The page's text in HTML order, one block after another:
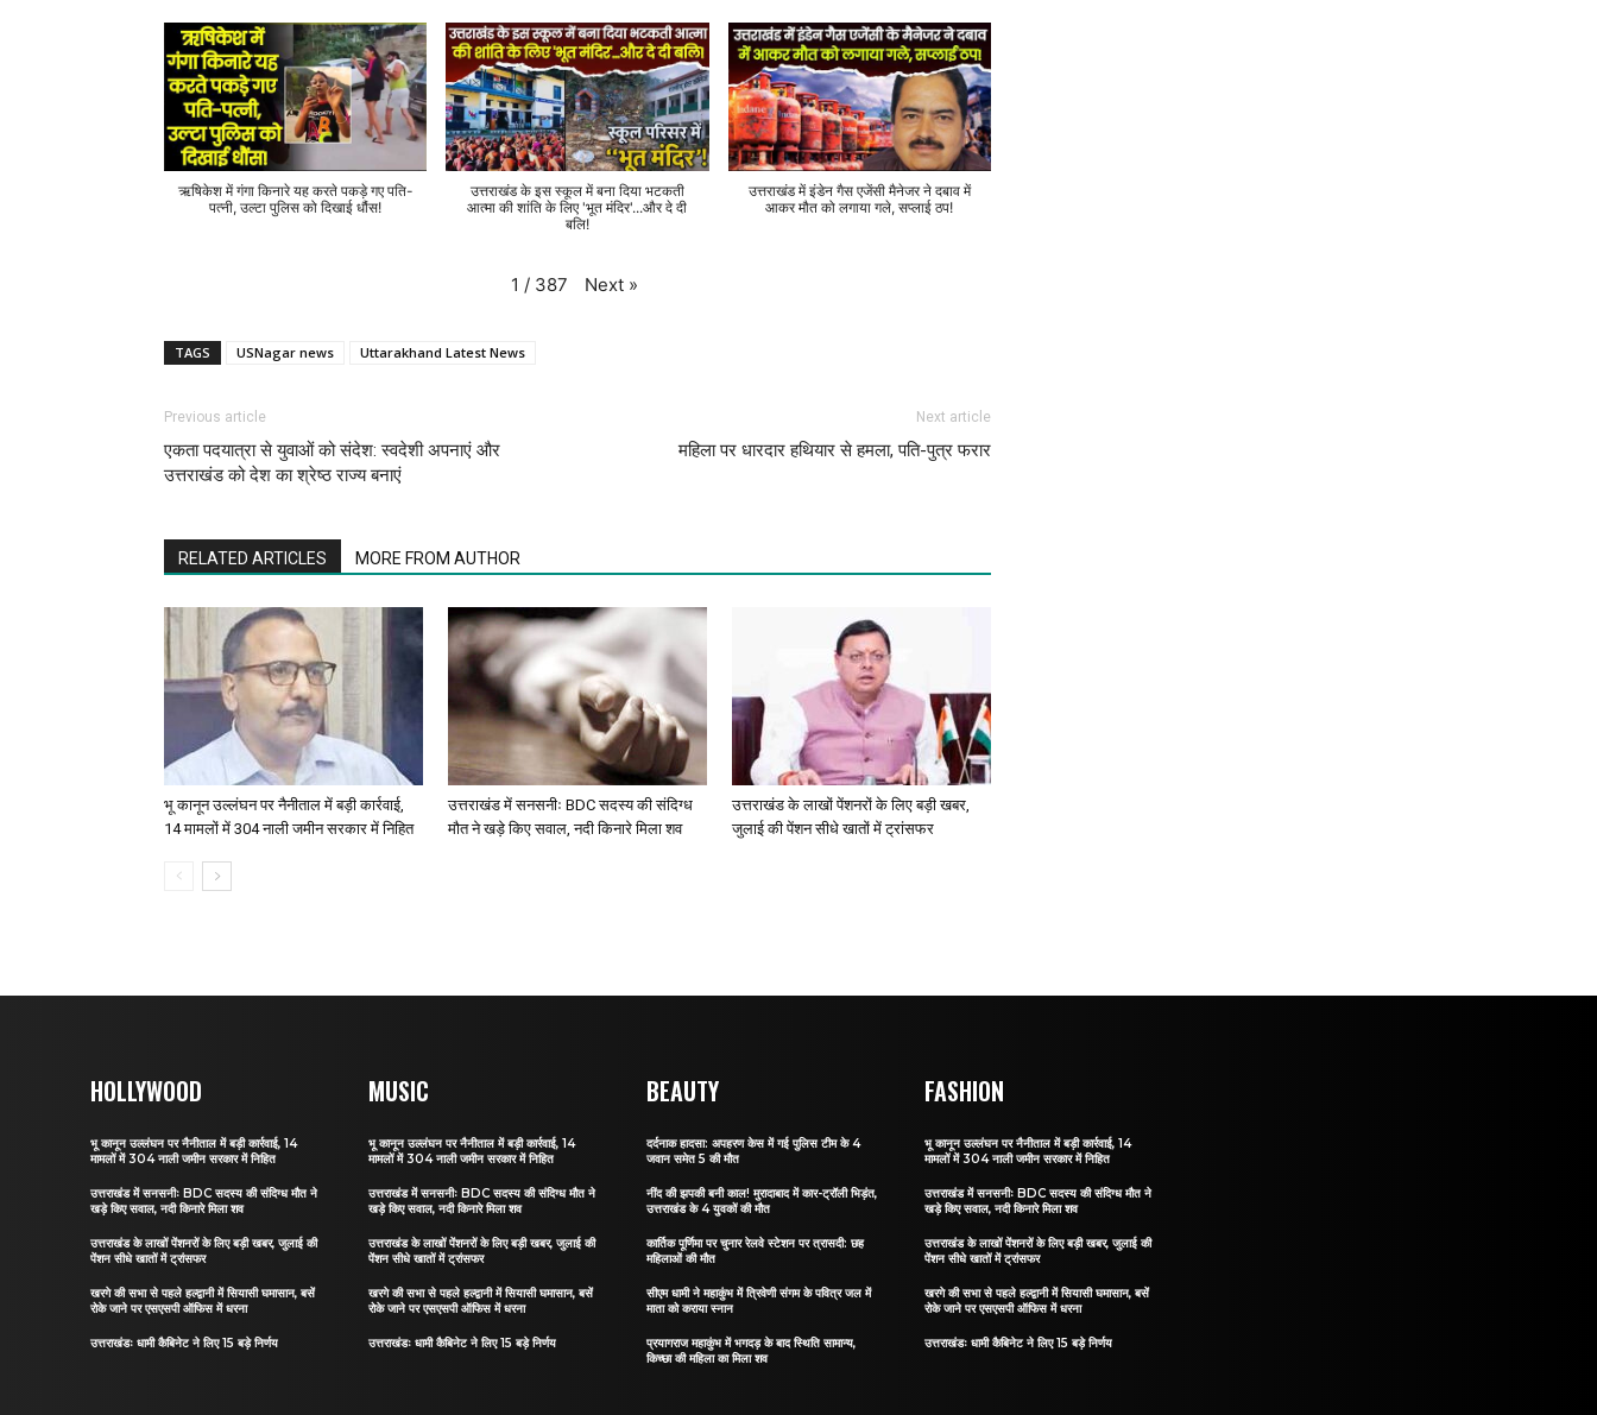
ऋषिकेश में गंगा किनारे यह करते पकड़े गए पति-
पत्नी, उल्टा पुलिस को दिखाई धौंस!
उत्तराखंड के इस स्कूल में बना दिया भटकती
आत्मा की शांति के लिए 'भूत मंदिर'...और दे दी
बलि!
उत्तराखंड में इंडेन गैस एजेंसी मैनेजर ने दबाव में
आकर मौत को लगाया गले, सप्लाई ठप!
1 / 387 Next »
TAGS USNagar news Uttarakhand Latest News
Previous article
एकता पदयात्रा से युवाओं को संदेश: स्वदेशी अपनाएं और
उत्तराखंड को देश का श्रेष्ठ राज्य बनाएं
Next article
महिला पर धारदार हथियार से हमला, पति-पुत्र फरार
RELATED ARTICLES MORE FROM AUTHOR
भू कानून उल्लंघन पर नैनीताल में बड़ी कार्रवाई,
14 मामलों में 304 नाली जमीन सरकार में निहित
उत्तराखंड में सनसनीः BDC सदस्य की संदिग्ध
मौत ने खड़े किए सवाल, नदी किनारे मिला शव
उत्तराखंड के लाखों पेंशनरों के लिए बड़ी खबर,
जुलाई की पेंशन सीधे खातों में ट्रांसफर
HOLLYWOOD
भू कानून उल्लंघन पर नैनीताल में बड़ी कार्रवाई, 14
मामलों में 304 नाली जमीन सरकार में निहित
उत्तराखंड में सनसनीः BDC सदस्य की संदिग्ध मौत ने
खड़े किए सवाल, नदी किनारे मिला शव
उत्तराखंड के लाखों पेंशनरों के लिए बड़ी खबर, जुलाई की
पेंशन सीधे खातों में ट्रांसफर
खरगे की सभा से पहले हल्द्वानी में सियासी घमासान, बसें
रोके जाने पर एसएसपी ऑफिस में धरना
उत्तराखंडः धामी कैबिनेट ने लिए 15 बड़े निर्णय
MUSIC
भू कानून उल्लंघन पर नैनीताल में बड़ी कार्रवाई, 14
मामलों में 304 नाली जमीन सरकार में निहित
उत्तराखंड में सनसनीः BDC सदस्य की संदिग्ध मौत ने
खड़े किए सवाल, नदी किनारे मिला शव
उत्तराखंड के लाखों पेंशनरों के लिए बड़ी खबर, जुलाई की
पेंशन सीधे खातों में ट्रांसफर
खरगे की सभा से पहले हल्द्वानी में सियासी घमासान, बसें
रोके जाने पर एसएसपी ऑफिस में धरना
उत्तराखंडः धामी कैबिनेट ने लिए 15 बड़े निर्णय
BEAUTY
दर्दनाक हादसा: अपहरण केस में गई पुलिस टीम के 4
जवान समेत 5 की मौत
नींद की झपकी बनी काल! मुरादाबाद में कार-ट्रॉली भिड़ंत,
उत्तराखंड के 4 युवकों की मौत
कार्तिक पूर्णिमा पर चुनार रेलवे स्टेशन पर त्रासदी: छह
महिलाओं की मौत
सीएम धामी ने महाकुंभ में त्रिवेणी संगम के पवित्र जल में
माता को कराया स्नान
प्रयागराज महाकुंभ में भगदड़ के बाद स्थिति सामान्य,
किच्छा की महिला का मिला शव
FASHION
भू कानून उल्लंघन पर नैनीताल में बड़ी कार्रवाई, 14
मामलों में 304 नाली जमीन सरकार में निहित
उत्तराखंड में सनसनीः BDC सदस्य की संदिग्ध मौत ने
खड़े किए सवाल, नदी किनारे मिला शव
उत्तराखंड के लाखों पेंशनरों के लिए बड़ी खबर, जुलाई की
पेंशन सीधे खातों में ट्रांसफर
खरगे की सभा से पहले हल्द्वानी में सियासी घमासान, बसें
रोके जाने पर एसएसपी ऑफिस में धरना
उत्तराखंडः धामी कैबिनेट ने लिए 15 बड़े निर्णय